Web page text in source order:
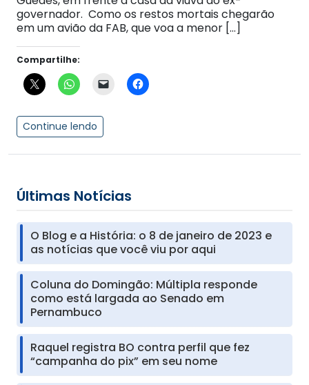
governador. Como os restos mortais chegarão
em um avião da FAB, que voa a menor […]
Compartilhe:
Continue lendo
Últimas Notícias
O Blog e a História: o 8 de janeiro de 2023 e
as notícias que você viu por aqui
Coluna do Domingão: Múltipla responde
como está largada ao Senado em
Pernambuco
Raquel registra BO contra perfil que fez
“campanha do pix” em seu nome